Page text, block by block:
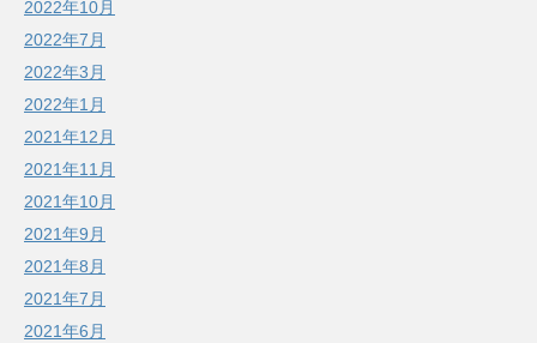
2022年10月
2022年7月
2022年3月
2022年1月
2021年12月
2021年11月
2021年10月
2021年9月
2021年8月
2021年7月
2021年6月